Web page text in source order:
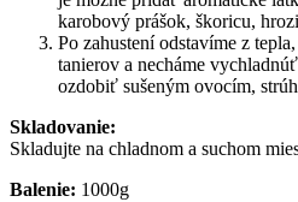
karobový prášok, škoricu,
Po zahustení odstavíme z
tanierov a necháme
ozdobiť sušeným ovocím,
Skladovanie:
Skladujte na chladnom a suchom
Balenie: 1000g